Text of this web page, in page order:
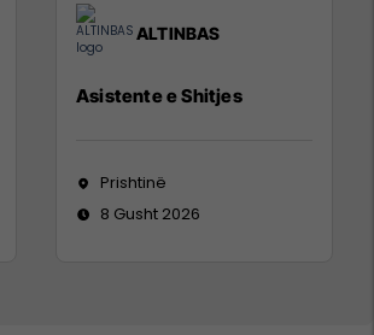
ALTINBAS
Asistente e Shitjes
Prishtinë
8 Gusht 2026